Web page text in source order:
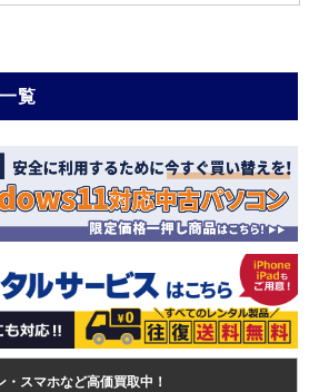
覧
・スマホなど高価買取中！